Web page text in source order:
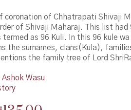
coronation of Chhatrapati Shivaji
of Shivaji Maharaj. This list
as 96 Kuli. In this 96 kule
the surnames, clans(Kula),
the family tree of Lord
Ashok Wasu